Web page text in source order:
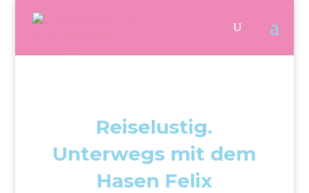
Reiselustig.
Unterwegs mit dem
Hasen Felix